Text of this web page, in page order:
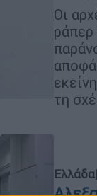
Οι
ράπερ
τη
Ελλάδα|